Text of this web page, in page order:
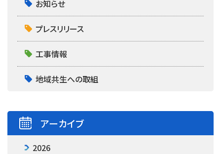
お知らせ
プレスリリース
工事情報
地域共生への取組
アーカイブ
2026